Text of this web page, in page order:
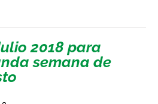
2018 para
semana de